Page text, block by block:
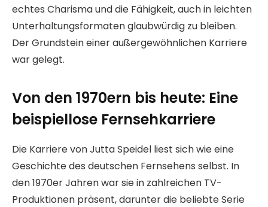
echtes Charisma und die Fähigkeit, auch in leichten
Unterhaltungsformaten glaubwürdig zu bleiben.
Der Grundstein einer außergewöhnlichen Karriere
war gelegt.
Von den 1970ern bis heute: Eine
beispiellose Fernsehkarriere
Die Karriere von Jutta Speidel liest sich wie eine
Geschichte des deutschen Fernsehens selbst. In
den 1970er Jahren war sie in zahlreichen TV-
Produktionen präsent, darunter die beliebte Serie